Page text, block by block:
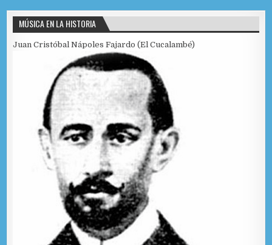
MÚSICA EN LA HISTORIA
Juan Cristóbal Nápoles Fajardo (El Cucalambé)